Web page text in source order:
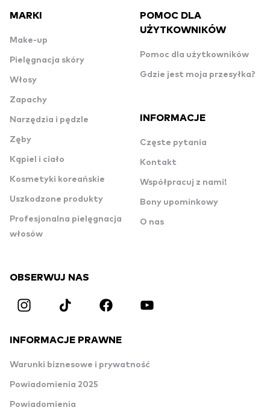
MARKI
Make-up
Pielęgnacja skóry
Włosy
Zapachy
Narzędzia i pędzle
Zęby
Kąpiel i ciało
Kosmetyki koreańskie
Uszkodzone produkty
Profesjonalna pielęgnacja
włosów
POMOC DLA
UŻYTKOWNIKÓW
Pomoc dla użytkowników
Gdzie jest moja przesyłka?
INFORMACJE
Częste pytania
Kontakt
Współpracuj z nami!
Bony upominkowy
O nas
OBSERWUJ NAS
INFORMACJE PRAWNE
Warunki biznesowe i prywatność
Powiadomienia 2025
Powiadomienia